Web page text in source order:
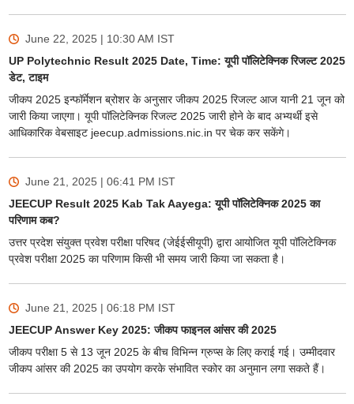
June 22, 2025 | 10:30 AM IST
UP Polytechnic Result 2025 Date, Time: यूपी पॉलिटेक्निक रिजल्ट 2025
डेट, टाइम
जीकप 2025 इन्फॉर्मेशन ब्रोशर के अनुसार जीकप 2025 रिजल्ट आज यानी 21 जून को
जारी किया जाएगा। यूपी पॉलिटेक्निक रिजल्ट 2025 जारी होने के बाद अभ्यर्थी इसे
आधिकारिक वेबसाइट jeecup.admissions.nic.in पर चेक कर सकेंगे।
June 21, 2025 | 06:41 PM IST
JEECUP Result 2025 Kab Tak Aayega: यूपी पॉलिटेक्निक 2025 का
परिणाम कब?
उत्तर प्रदेश संयुक्त प्रवेश परीक्षा परिषद (जेईईसीयूपी) द्वारा आयोजित यूपी पॉलिटेक्निक
प्रवेश परीक्षा 2025 का परिणाम किसी भी समय जारी किया जा सकता है।
June 21, 2025 | 06:18 PM IST
JEECUP Answer Key 2025: जीकप फाइनल आंसर की 2025
जीकप परीक्षा 5 से 13 जून 2025 के बीच विभिन्न ग्रुप्स के लिए कराई गई। उम्मीदवार
जीकप आंसर की 2025 का उपयोग करके संभावित स्कोर का अनुमान लगा सकते हैं।